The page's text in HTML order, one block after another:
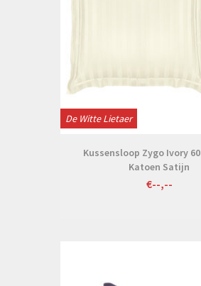
De Witte Lietaer
Kussensloop Zygo Ivory
Katoen Satijn
€--,--